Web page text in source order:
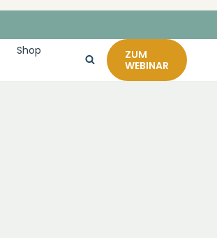
Shop
ZUM
WEBINAR